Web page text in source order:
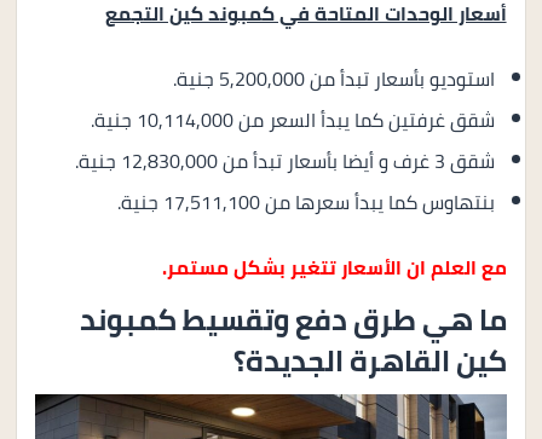
أسعار الوحدات المتاحة في كمبوند كين التجمع
استوديو بأسعار تبدأ من 5,200,000 جنية.
شقق غرفتين كما يبدأ السعر من 10,114,000 جنية.
شقق 3 غرف و أيضا بأسعار تبدأ من 12,830,000 جنية.
بنتهاوس كما يبدأ سعرها من 17,511,100 جنية.
مع العلم ان الأسعار تتغير بشكل مستمر.
ما هي طرق دفع وتقسيط كمبوند
كين القاهرة الجديدة؟